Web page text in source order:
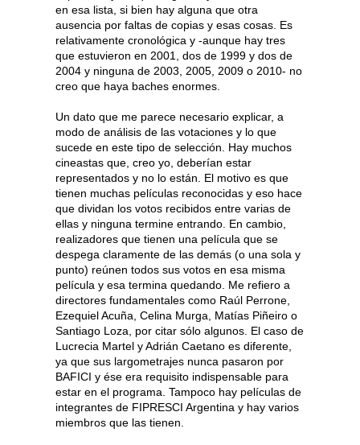
en esa lista, si bien hay alguna que otra
ausencia por faltas de copias y esas cosas. Es
relativamente cronológica y -aunque hay tres
que estuvieron en 2001, dos de 1999 y dos de
2004 y ninguna de 2003, 2005, 2009 o 2010- no
creo que haya baches enormes.
Un dato que me parece necesario explicar, a
modo de análisis de las votaciones y lo que
sucede en este tipo de selección. Hay muchos
cineastas que, creo yo, deberían estar
representados y no lo están. El motivo es que
tienen muchas películas reconocidas y eso hace
que dividan los votos recibidos entre varias de
ellas y ninguna termine entrando. En cambio,
realizadores que tienen una película que se
despega claramente de las demás (o una sola y
punto) reúnen todos sus votos en esa misma
película y esa termina quedando. Me refiero a
directores fundamentales como Raúl Perrone,
Ezequiel Acuña, Celina Murga, Matías Piñeiro o
Santiago Loza, por citar sólo algunos. El caso de
Lucrecia Martel y Adrián Caetano es diferente,
ya que sus largometrajes nunca pasaron por
BAFICI y ése era requisito indispensable para
estar en el programa. Tampoco hay películas de
integrantes de FIPRESCI Argentina y hay varios
miembros que las tienen.